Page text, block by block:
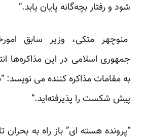
شود و رفتار بچه‌گانه پایان یابد.”
منوچهر متکی، وزیر سابق
جمهوری اسلامی در این مذاکره‌ها
به مقامات مذاکره کننده می نویسد:
پیش شکست را پذیرفته‌اید.”
“پرونده هسته ای” باز راه به بحران